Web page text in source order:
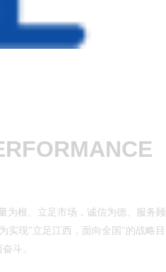
为根、立足市场，诚信为德、服务顾
实现"立足江西，面向全国"的战略目
斗。